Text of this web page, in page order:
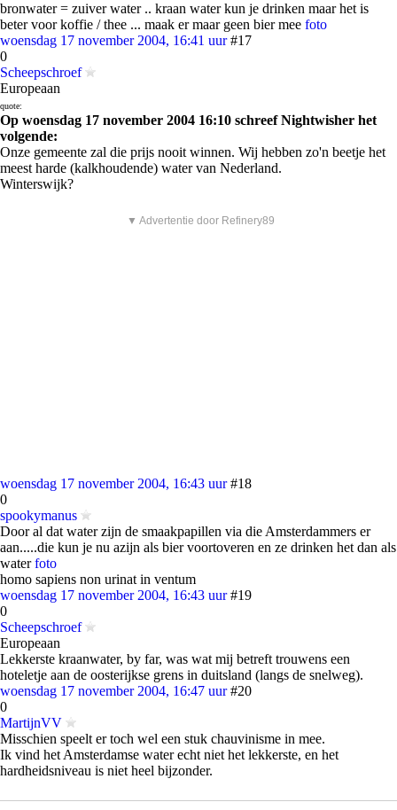
bronwater = zuiver water .. kraan water kun je drinken maar het is
beter voor koffie / thee ... maak er maar geen bier mee foto
woensdag 17 november 2004, 16:41 uur #17
0
Scheepschroef
Europeaan
quote:
Op woensdag 17 november 2004 16:10 schreef Nightwisher het
volgende:
Onze gemeente zal die prijs nooit winnen. Wij hebben zo'n beetje het
meest harde (kalkhoudende) water van Nederland.
Winterswijk?
▼ Advertentie door Refinery89
woensdag 17 november 2004, 16:43 uur #18
0
spookymanus
Door al dat water zijn de smaakpapillen via die Amsterdammers er
aan.....die kun je nu azijn als bier voortoveren en ze drinken het dan als
waterfoto
homo sapiens non urinat in ventum
woensdag 17 november 2004, 16:43 uur #19
0
Scheepschroef
Europeaan
Lekkerste kraanwater, by far, was wat mij betreft trouwens een
hoteletje aan de oosterijkse grens in duitsland (langs de snelweg).
woensdag 17 november 2004, 16:47 uur #20
0
MartijnVV
Misschien speelt er toch wel een stuk chauvinisme in mee.
Ik vind het Amsterdamse water echt niet het lekkerste, en het
hardheidsniveau is niet heel bijzonder.